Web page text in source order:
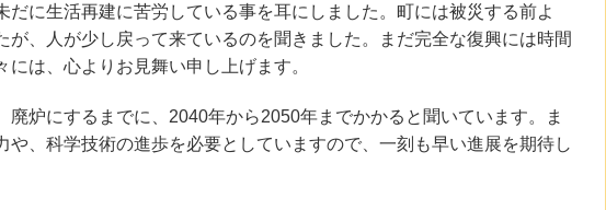
だに生活再建に苦労している事を耳にしました。町には被災する前よ
が、人が少し戻って来ているのを聞きました。まだ完全な復興には時間
は、心よりお見舞い申し上げます。
廃炉にするまでに、2040年から2050年までかかると聞いています。ま
や、科学技術の進歩を必要としていますので、一刻も早い進展を期待し